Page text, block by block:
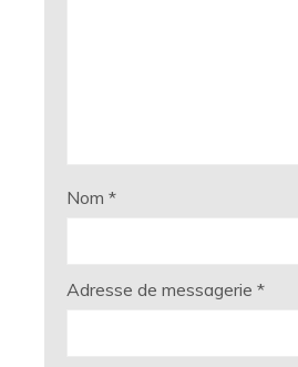
Nom *
Adresse de messagerie *